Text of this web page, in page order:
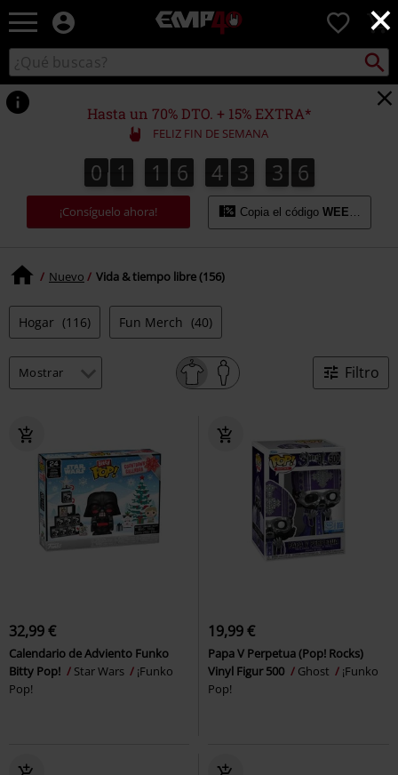
×
EMP
Música,
TV
&
Gaming
Merch
Ropa
Alternativa
0
Buscar
en
el
catálogo
Buscar
Hasta un 70% DTO. + 15% EXTRA*
FELIZ FIN DE SEMANA
0
0 1
1 1
1 6
6 4
4 3
3 3
3
3
3 4
5
4
6
5
¡Consíguelo ahora! Copia el código WEEKEND
Nuevo Vida & tiempo libre (156)
Hogar (116) Fun Merch (40)
Filtro
32,99 €
Calendario de Adviento Funko
Bitty Pop!
Star Wars
¡Funko
Pop!
19,99 €
Papa V Perpetua (Pop! Rocks)
Vinyl Figur 500
Ghost
¡Funko
Pop!